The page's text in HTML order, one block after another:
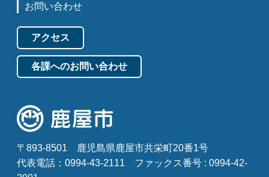
お問い合わせ
アクセス
各課へのお問い合わせ
〒893-8501
鹿児島県鹿屋市共栄町20番1号
代表電話：0994-43-2111
ファックス番号 : 0994-42-